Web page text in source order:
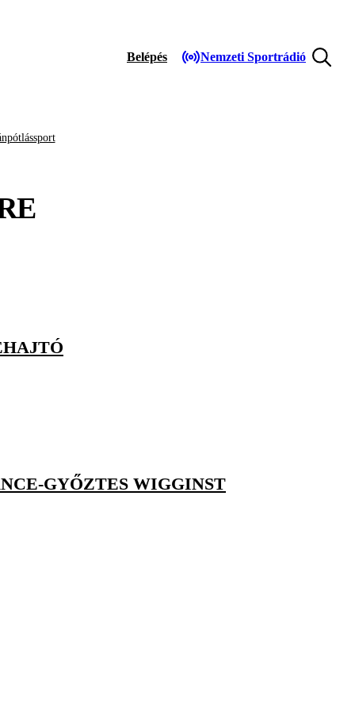
Belépés Nemzeti Sportrádió
GYŐZTES WIGGINST